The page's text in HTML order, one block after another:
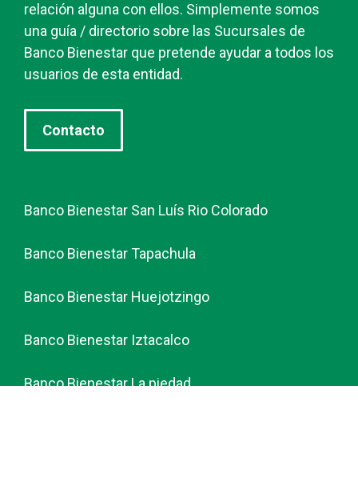
relación alguna con ellos. Simplemente somos
una guía / directorio sobre las Sucursales de
Banco Bienestar que pretende ayudar a todos los
usuarios de esta entidad.
Contacto
Banco Bienestar San Luís Rio Colorado
Banco Bienestar Tapachula
Banco Bienestar Huejotzingo
Banco Bienestar Iztacalco
Banco Bienestar La piedad